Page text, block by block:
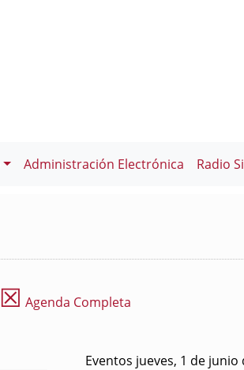
Administración Electrónica Radio
☒ Agenda Completa
Eventos jueves, 1 de junio